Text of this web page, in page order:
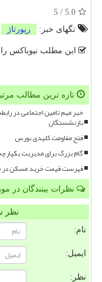
5.0
/
5
تگهای خبر:
رپورتاژ
این مطلب نیوباکس را
تازه ترین مطالب
خبر مهم تامین اجتماعی در
بازنشستگان
فتح مقاومت کلیدی بورس
گام بزرگ برای مدیریت
فهرست قیمت خرید مسکن در منطقه
نظرات بینندگان در
نظر
نام:
ایمیل:
نظر: